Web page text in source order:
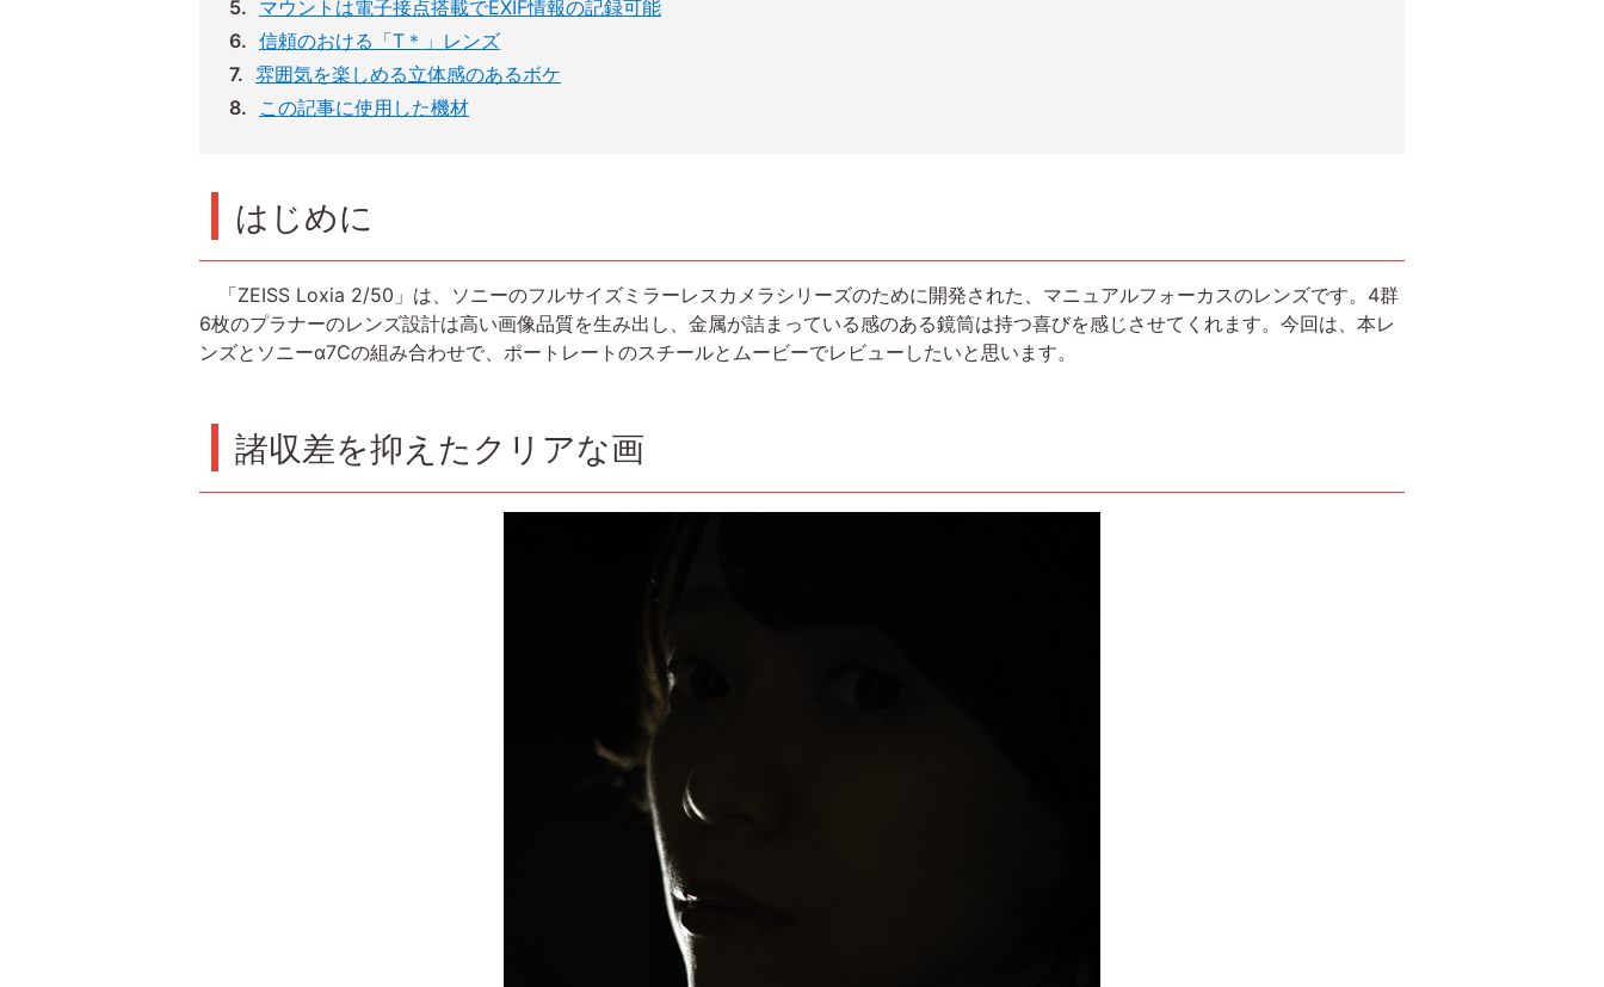
マウントは電子接点搭載でEXIF情報の記録可能
信頼のおける「T＊」レンズ
雰囲気を楽しめる立体感のあるボケ
この記事に使用した機材
はじめに
「ZEISS Loxia 2/50」は、ソニーのフルサイズミラーレスカメラシリーズのために開発された、マニュアルフォーカスのレンズです。4群
6枚のプラナーのレンズ設計は高い画像品質を生み出し、金属が詰まっている感のある鏡筒は持つ喜びを感じさせてくれます。今回は、本レ
ンズとソニーα7Cの組み合わせで、ポートレートのスチールとムービーでレビューしたいと思います。
諸収差を抑えたクリアな画